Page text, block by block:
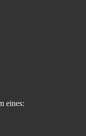
eines: